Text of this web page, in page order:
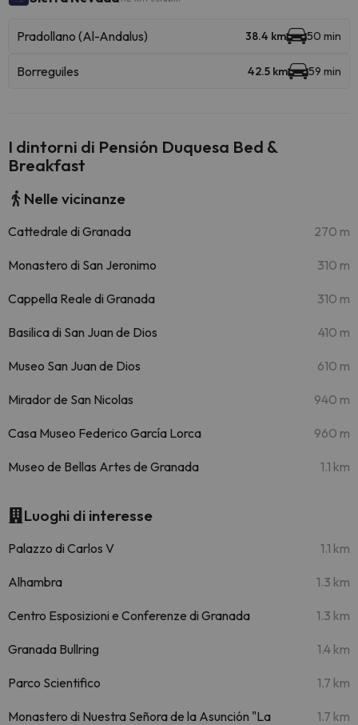
Pradollano (Al-Andalus) 38.4 km 50 min
Borreguiles 42.5 km 59 min
I dintorni di Pensión Duquesa Bed &
Breakfast
Nelle vicinanze
Cattedrale di Granada 270 m
Monastero di San Jeronimo 310 m
Cappella Reale di Granada 310 m
Basilica di San Juan de Dios 410 m
Museo San Juan de Dios 610 m
Mirador de San Nicolas 940 m
Casa Museo Federico García Lorca 960 m
Museo de Bellas Artes de Granada 1.1 km
Luoghi di interesse
Palazzo di Carlos V 1.1 km
Alhambra 1.3 km
Centro Esposizioni e Conferenze di Granada 1.3 km
Granada Bullring 1.4 km
Parco Scientifico 1.7 km
Monastero di Nuestra Señora de la Asunción "La
1.7 km